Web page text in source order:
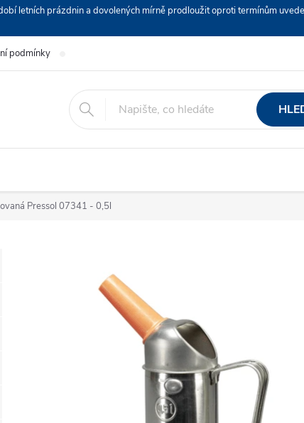
letních prázdnin a dovolených mírně prodloužit oproti termínům
podmínky
Pressol 07341 - 0,5l